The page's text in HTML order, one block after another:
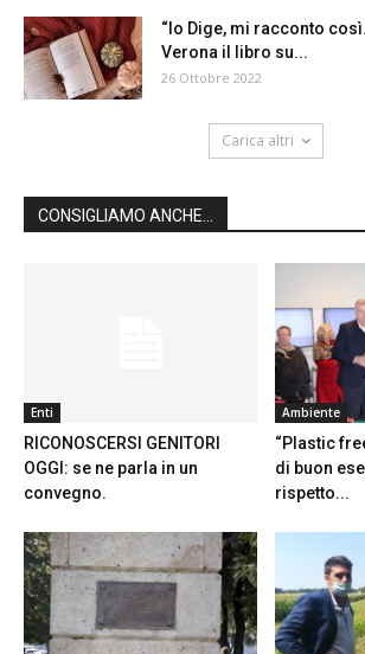
“Io Dige, mi racconto
Verona il libro su...
26 Ottobre 2022
Carica altri
CONSIGLIAMO ANCHE...
Enti
RICONOSCERSI GENITORI
OGGI: se ne parla in un
convegno.
Ambiente
“Plastic
di buon
rispetto...